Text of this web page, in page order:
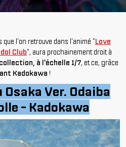
que l'on retrouve dans l'animé "Love
Club", aura prochainement droit à
à l'échelle 1/7, et ce, grâce
Kadokawa !
Ver. Odaiba
- Kadokawa